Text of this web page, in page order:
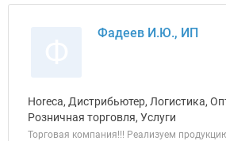
Фадеев И.Ю., ИП
Horeca, Дистрибьютер, Логистика,
Розничная торговля, Услуги
Торговая компания!!! Реализуем